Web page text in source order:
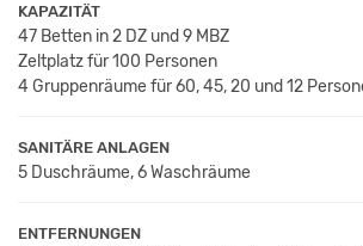
KAPAZITÄT
47 Betten in 2 DZ und 9 MBZ
Zeltplatz für 100 Personen
4 Gruppenräume für 60, 45, 20 und 12
SANITÄRE ANLAGEN
5 Duschräume, 6 Waschräume
ENTFERNUNGEN